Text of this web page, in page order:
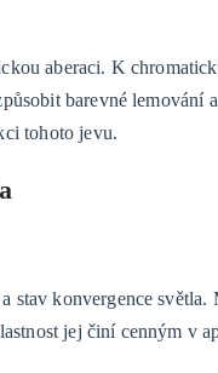
aberaci. K
barevné
tohoto jevu.
stav konvergence
jej činí cenným v